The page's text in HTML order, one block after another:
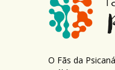
O Fãs da